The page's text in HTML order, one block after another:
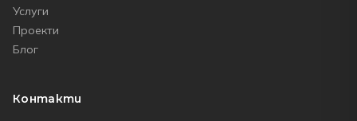
Услуги
Проекти
Блог
Контакти